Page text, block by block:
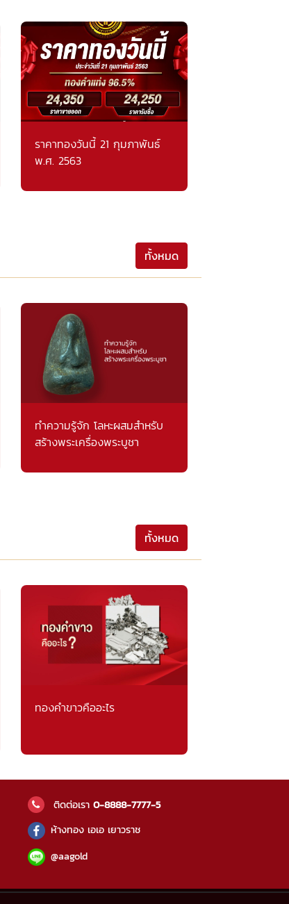
ราคาทองวันนี้ 21 กุมภาพันธ์
พ.ศ. 2563
ทั้งหมด
ทำความรู้จัก โลหะผสมสำหรับ
สร้างพระเครื่องพระบูชา
ทั้งหมด
ทองคำขาวคืออะไร
ติดต่อเรา 0-8888-7777-5
ห้างทอง เอเอ เยาวราช
@aagold